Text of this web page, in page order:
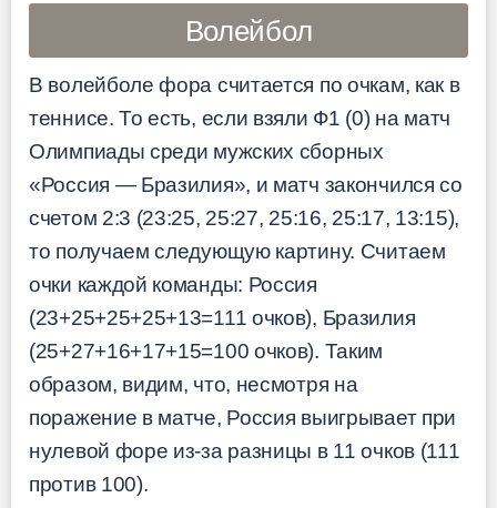
Волейбол
В волейболе фора считается по очкам, как в
теннисе. То есть, если взяли Ф1 (0) на матч
Олимпиады среди мужских сборных
«Россия — Бразилия», и матч закончился со
счетом 2:3 (23:25, 25:27, 25:16, 25:17, 13:15),
то получаем следующую картину. Считаем
очки каждой команды: Россия
(23+25+25+25+13=111 очков), Бразилия
(25+27+16+17+15=100 очков). Таким
образом, видим, что, несмотря на
поражение в матче, Россия выигрывает при
нулевой форе из-за разницы в 11 очков (111
против 100).